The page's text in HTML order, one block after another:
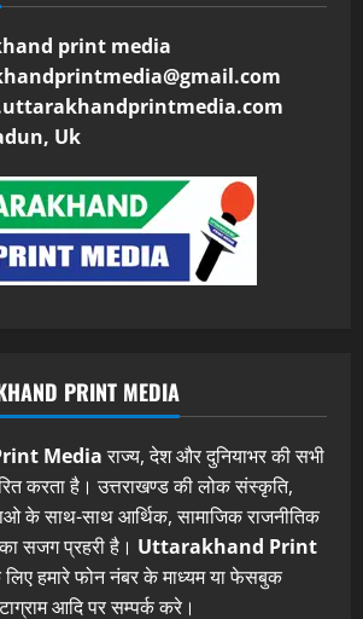
print media
Uk
PRINT MEDIA
Mediaराज्य, देश और दुनियाभर की सभी
करता है। उत्तराखण्ड की लोक संस्कृति,
के साथ-साथ आर्थिक, सामाजिक राजनीतिक
का सजग प्रहरी है। Uttarakhand Print
हमारे फोन नंबर के माध्यम या फेसबुक
आदि पर सम्पर्क करे।